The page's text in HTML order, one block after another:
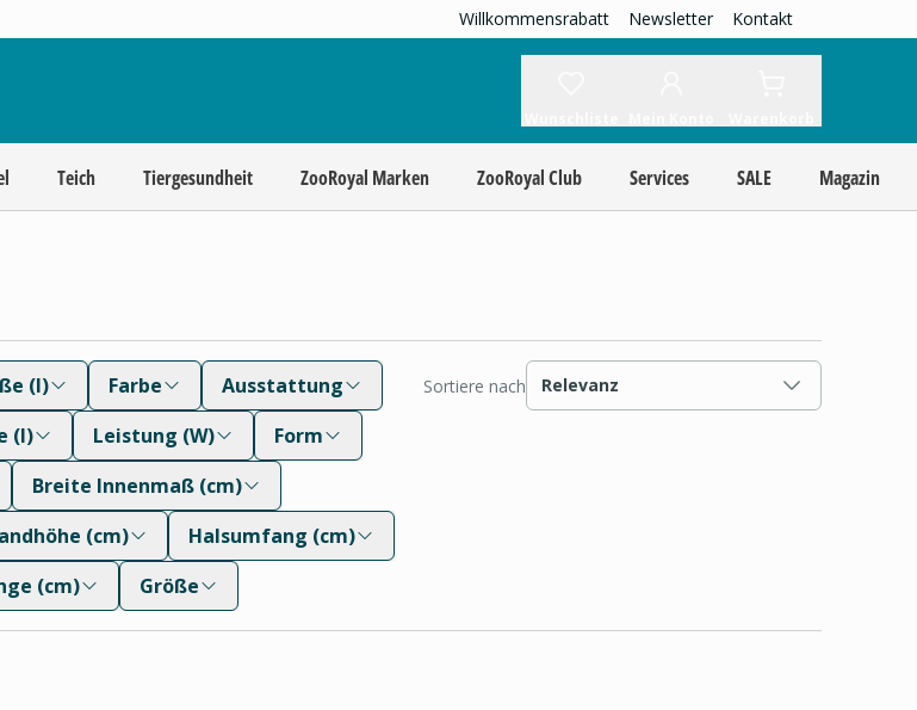
Willkommensrabatt Newsletter Kontakt
Teich Tiergesundheit ZooRoyal Marken ZooRoyal Club Services SALE Magazin
(l) Farbe
Ausstattung
(l) Leistung (W)
Form
Breite Innenmaß (cm)
(cm)
Halsumfang (cm)
(cm) Größe
Sortiere nach Relevanz